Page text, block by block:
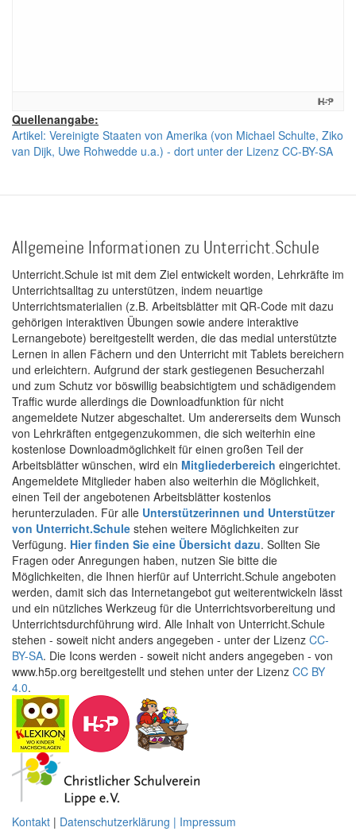
Quellenangabe:
Artikel: Vereinigte Staaten von Amerika (von Michael Schulte, Ziko
van Dijk, Uwe Rohwedde u.a.) - dort unter der Lizenz CC-BY-SA
Allgemeine Informationen zu Unterricht.Schule
Unterricht.Schule ist mit dem Ziel entwickelt worden, Lehrkräfte im
Unterrichtsalltag zu unterstützen, indem neuartige
Unterrichtsmaterialien (z.B. Arbeitsblätter mit QR-Code mit dazu
gehörigen interaktiven Übungen sowie andere interaktive
Lernangebote) bereitgestellt werden, die das medial unterstützte
Lernen in allen Fächern und den Unterricht mit Tablets bereichern
und erleichtern. Aufgrund der stark gestiegenen Besucherzahl
und zum Schutz vor böswillig beabsichtigtem und schädigendem
Traffic wurde allerdings die Downloadfunktion für nicht
angemeldete Nutzer abgeschaltet. Um andererseits dem Wunsch
von Lehrkräften entgegenzukommen, die sich weiterhin eine
kostenlose Downloadmöglichkeit für einen großen Teil der
Arbeitsblätter wünschen, wird ein Mitgliederbereich eingerichtet.
Angemeldete Mitglieder haben also weiterhin die Möglichkeit,
einen Teil der angebotenen Arbeitsblätter kostenlos
herunterzuladen. Für alle Unterstützerinnen und Unterstützer
von Unterricht.Schule stehen weitere Möglichkeiten zur
Verfügung. Hier finden Sie eine Übersicht dazu. Sollten Sie
Fragen oder Anregungen haben, nutzen Sie bitte die
Möglichkeiten, die Ihnen hierfür auf Unterricht.Schule angeboten
werden, damit sich das Internetangebot gut weiterentwickeln lässt
und ein nützliches Werkzeug für die Unterrichtsvorbereitung und
Unterrichtsdurchführung wird. Alle Inhalt von Unterricht.Schule
stehen - soweit nicht anders angegeben - unter der Lizenz CC-
BY-SA. Die Icons werden - soweit nicht anders angegeben - von
www.h5p.org bereitgestellt und stehen unter der Lizenz CC BY
4.0.
Kontakt | Datenschutzerklärung | Impressum